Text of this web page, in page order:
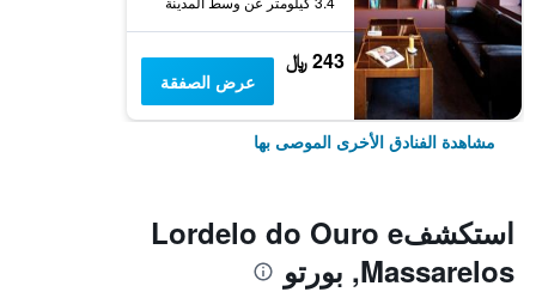
243 ﷼
عرض الصفقة
مشاهدة الفنادق الأخرى الموصى بها
استكشفLordelo do Ouro e
Massarelos, بورتو